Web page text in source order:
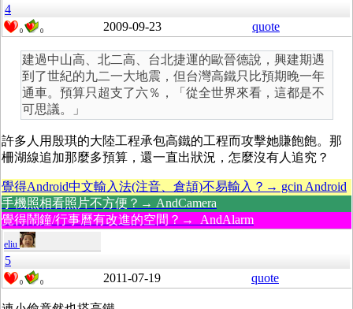
4
0 0 2009-09-23 quote
建過中山高、北二高、台北捷運的歐晉德說，興建期遇
到了世紀的九二一大地震，但台灣高鐵只比預期晚一年
通車。預算只超支了六％，「從全世界來看，這都是不
可思議。」
許多人用殷琪的大陸工程承包高鐵的工程而攻擊她賺飽飽。那
柵湖線追加那麼多預算，還一直出狀況，怎麼沒有人追究？
覺得Android中文輸入法(注音、倉頡)不易輸入？→ gcin Android
手機照相看照片不方便？→ AndCamera
覺得鬧鐘/行事曆有改進的空間？→ AndAlarm
eliu
5
0 0 2011-07-19 quote